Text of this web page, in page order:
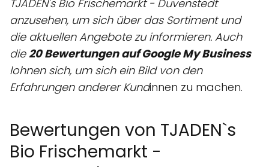
TJADEN's Bio Frischemarkt - Duvenstedt
anzusehen, um sich über das Sortiment und
die aktuellen Angebote zu informieren. Auch
die20 Bewertungen auf Google My Business
lohnen sich, um sich ein Bild von den
Erfahrungen anderer Kundinnen zu machen.
Bewertungen von TJADEN`s
Bio Frischemarkt -